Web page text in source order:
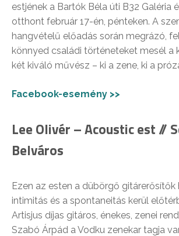
estjének a Bartók Béla úti B32 Galéria
otthont február 17-én, pénteken. A
hangvételű előadás során megrázó,
könnyed családi történeteket mesél a
két kiváló művész – ki a zene, ki a
Facebook-esemény >>
Lee Olivér – Acoustic est //
Belváros
Ezen az esten a dübörgő gitárerősítők
intimitás és a spontaneitás kerül
Artisjus díjas gitáros, énekes, zenei
Szabó Árpád a Vodku zenekar tagja